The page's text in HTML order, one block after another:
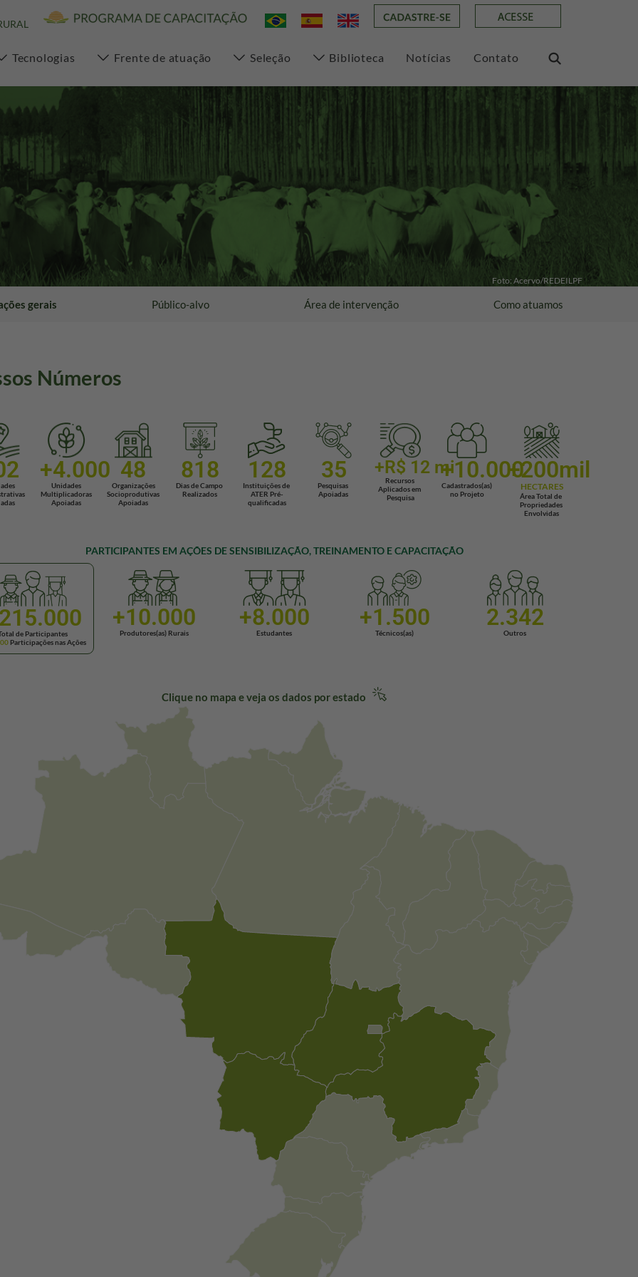
Tecnologias Frente de atuação Seleção Biblioteca Notícias Contato
Foto: Acervo/REDEILPF
gerais Público-alvo Área de intervenção Como atuamos
Números
+4.000
Unidades
Multiplicadoras
Apoiadas
48
Organizações
Socioprodutivas
Apoiadas
818
Dias de Campo
Realizados
128
Instituições de
ATER Pré-
qualificadas
35
Pesquisas
Apoiadas
+R$ 12 mi
Recursos
Aplicados em
Pesquisa
+10.000
Cadastrados(as)
no Projeto
+200mil
HECTARES
Área Total de
Propriedades
Envolvidas
PARTICIPANTES EM AÇÕES DE SENSIBILIZAÇÃO, TREINAMENTO E CAPACITAÇÃO
de Participantes
Participações nas Ações
+10.000
Produtores(as) Rurais
+8.000
Estudantes
+1.500
Técnicos(as)
2.342
Outros
Clique no mapa e veja os dados por estado